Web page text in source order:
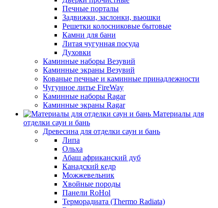
Печные порталы
Задвижки, заслонки, вьюшки
Решетки колосниковые бытовые
Камни для бани
Литая чугунная посуда
Духовки
Каминные наборы Везувий
Каминные экраны Везувий
Кованые печные и каминные принадлежности
Чугунное литье FireWay
Каминные наборы Ragar
Каминные экраны Ragar
Материалы для
отделки саун и бань
Древесина для отделки саун и бань
Липа
Ольха
Абаш африканский дуб
Канадский кедр
Можжевельник
Хвойные породы
Панели RoHol
Терморадиата (Thermo Radiata)